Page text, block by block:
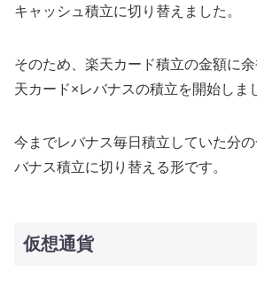
キャッシュ積立に切り替えました。
そのため、楽天カード積立の金額に
天カード×レバナスの積立を開始しま
今までレバナス毎日積立していた分
バナス積立に切り替える形です。
仮想通貨